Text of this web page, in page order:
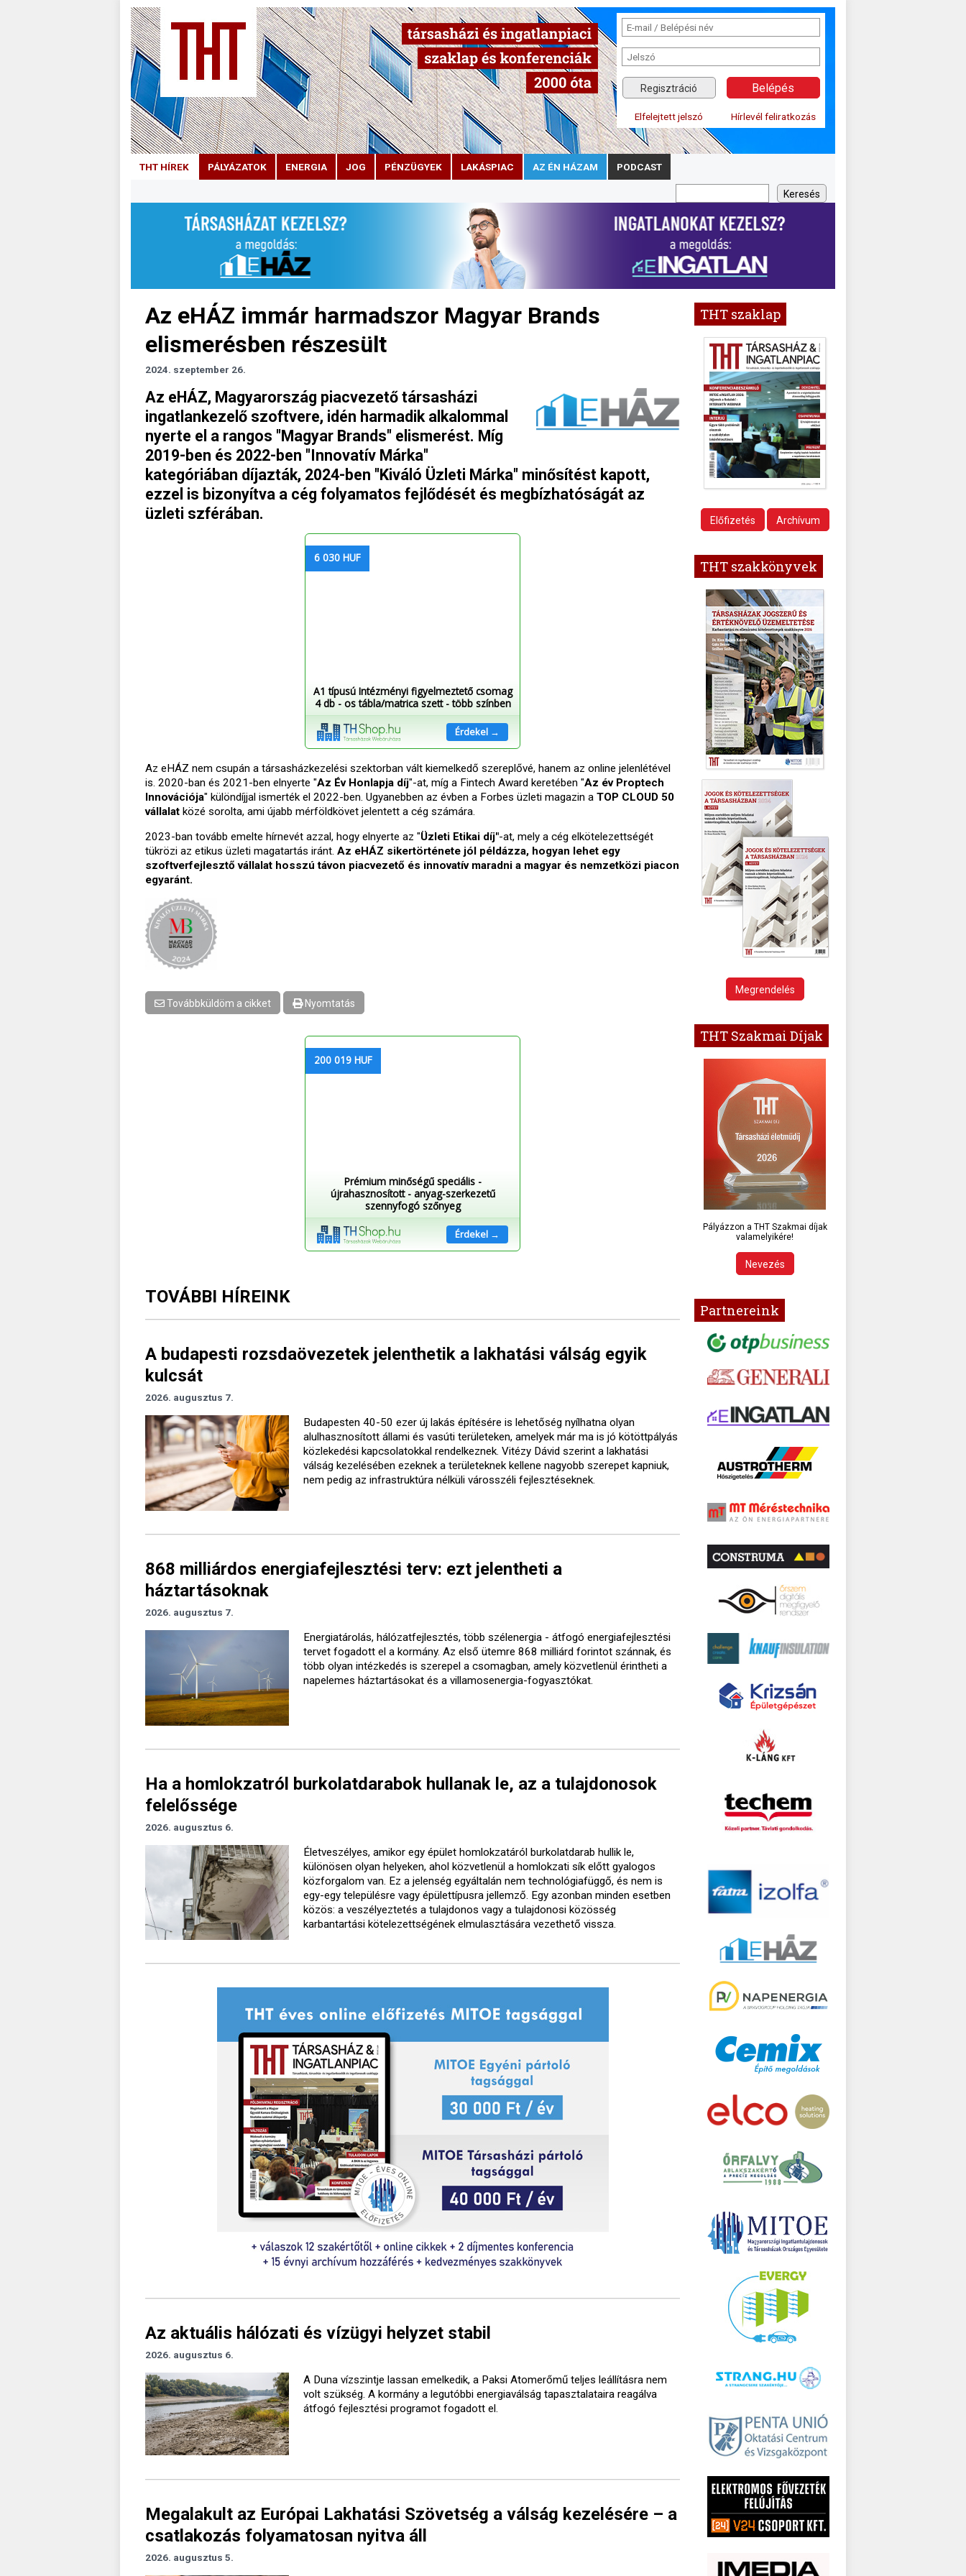
Regisztráció
Elfelejtett jelszó Hírlevél feliratkozás
THT HÍREK PÁLYÁZATOK ENERGIA JOG PÉNZÜGYEK LAKÁSPIAC AZ ÉN HÁZAM PODCAST
Az eHÁZ immár harmadszor Magyar Brands
elismerésben részesült
2024. szeptember 26.
Az eHÁZ, Magyarország piacvezető társasházi
ingatlankezelő szoftvere, idén harmadik alkalommal
nyerte el a rangos "Magyar Brands" elismerést. Míg
2019-ben és 2022-ben "Innovatív Márka"
kategóriában díjazták, 2024-ben "Kiváló Üzleti Márka" minősítést kapott,
ezzel is bizonyítva a cég folyamatos fejlődését és megbízhatóságát az
üzleti szférában.
6 030 HUF
A1 típusú Intézményi figyelmeztető csomag
4 db - os tábla/matrica szett - több színben
Érdekel →
Az eHÁZ nem csupán a társasházkezelési szektorban vált kiemelkedő szereplővé, hanem az online jelenlétével
is. 2020-ban és 2021-ben elnyerte "Az Év Honlapja díj"-at, míg a Fintech Award keretében "Az év Proptech
Innovációja" különdíjjal ismerték el 2022-ben. Ugyanebben az évben a Forbes üzleti magazin a TOP CLOUD 50
vállalat közé sorolta, ami újabb mérföldkövet jelentett a cég számára.
2023-ban tovább emelte hírnevét azzal, hogy elnyerte az "Üzleti Etikai díj"-at, mely a cég elkötelezettségét
tükrözi az etikus üzleti magatartás iránt. Az eHÁZ sikertörténete jól példázza, hogyan lehet egy
szoftverfejlesztő vállalat hosszú távon piacvezető és innovatív maradni a magyar és nemzetközi piacon
egyaránt.
Továbbküldöm a cikket Nyomtatás
200 019 HUF
Prémium minőségű speciális -
újrahasznosított - anyag-szerkezetű
szennyfogó szőnyeg
Érdekel →
TOVÁBBI HÍREINK
A budapesti rozsdaövezetek jelenthetik a lakhatási válság egyik
kulcsát
2026. augusztus 7.
Budapesten 40-50 ezer új lakás építésére is lehetőség nyílhatna olyan
alulhasznosított állami és vasúti területeken, amelyek már ma is jó kötöttpályás
közlekedési kapcsolatokkal rendelkeznek. Vitézy Dávid szerint a lakhatási
válság kezelésében ezeknek a területeknek kellene nagyobb szerepet kapniuk,
nem pedig az infrastruktúra nélküli városszéli fejlesztéseknek.
868 milliárdos energiafejlesztési terv: ezt jelentheti a
háztartásoknak
2026. augusztus 7.
Energiatárolás, hálózatfejlesztés, több szélenergia - átfogó energiafejlesztési
tervet fogadott el a kormány. Az első ütemre 868 milliárd forintot szánnak, és
több olyan intézkedés is szerepel a csomagban, amely közvetlenül érintheti a
napelemes háztartásokat és a villamosenergia-fogyasztókat.
Ha a homlokzatról burkolatdarabok hullanak le, az a tulajdonosok
felelőssége
2026. augusztus 6.
Életveszélyes, amikor egy épület homlokzatáról burkolatdarab hullik le,
különösen olyan helyeken, ahol közvetlenül a homlokzati sík előtt gyalogos
közforgalom van. Ez a jelenség egyáltalán nem technológiafüggő, és nem is
egy-egy településre vagy épülettípusra jellemző. Egy azonban minden esetben
közös: a veszélyeztetés a tulajdonos vagy a tulajdonosi közösség
karbantartási kötelezettségének elmulasztására vezethető vissza.
Az aktuális hálózati és vízügyi helyzet stabil
2026. augusztus 6.
A Duna vízszintje lassan emelkedik, a Paksi Atomerőmű teljes leállításra nem
volt szükség. A kormány a legutóbbi energiaválság tapasztalataira reagálva
átfogó fejlesztési programot fogadott el.
Megalakult az Európai Lakhatási Szövetség a válság kezelésére – a
csatlakozás folyamatosan nyitva áll
2026. augusztus 5.
THT szaklap
Előfizetés Archívum
THT szakkönyvek
Megrendelés
THT Szakmai Díjak
Pályázzon a THT Szakmai díjak
valamelyikére!
Nevezés
Partnereink